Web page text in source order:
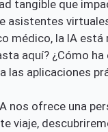
tangible que
asistentes
médico, la IA
aquí? ¿Cómo
aplicaciones
nos ofrece una
viaje,